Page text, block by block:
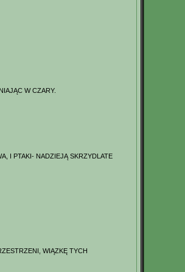
W CZARY.
I PTAKI- NADZIEJĄ SKRZYDLATE
WIĄZKĘ TYCH